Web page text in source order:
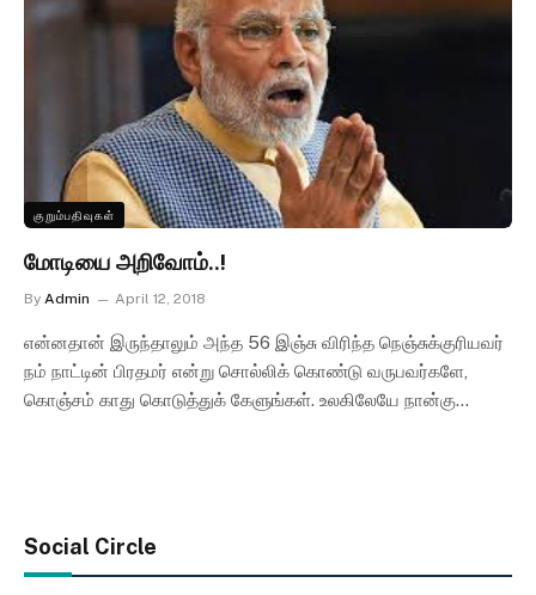
குறும்பதிவுகள்
மோடியை அறிவோம்..!
By Admin April 12, 2018
என்னதான் இருந்தாலும் அந்த 56 இஞ்சு விரிந்த நெஞ்சுக்குரியவர்
நம் நாட்டின் பிரதமர் என்று சொல்லிக் கொண்டு வருபவர்களே,
கொஞ்சம் காது கொடுத்துக் கேளுங்கள். உலகிலேயே நான்கு…
Social Circle